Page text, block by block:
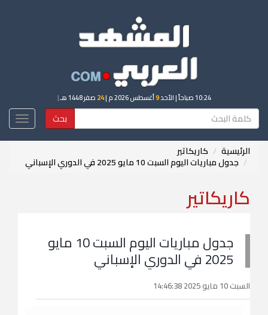
10:24 صباحاً | الأحد9أغسطس 2026 م | 24 صفر 1448 هـ |
بحث
الرئيسية كاريكاتير
جدول مباريات اليوم السبت 10 مايو 2025 في الدوري الإسباني
كاريكاتير
جدول مباريات اليوم السبت 10 مايو
2025 في الدوري الإسباني
السبت 10 مايو 2025 14:46:38